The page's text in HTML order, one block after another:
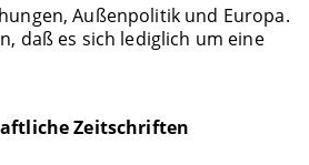
Außenpolitik und Europa.
daß es sich lediglich um eine
Zeitschriften